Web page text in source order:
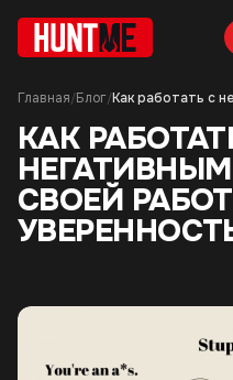
Главная/Блог/
КАК
СВОЕЙ